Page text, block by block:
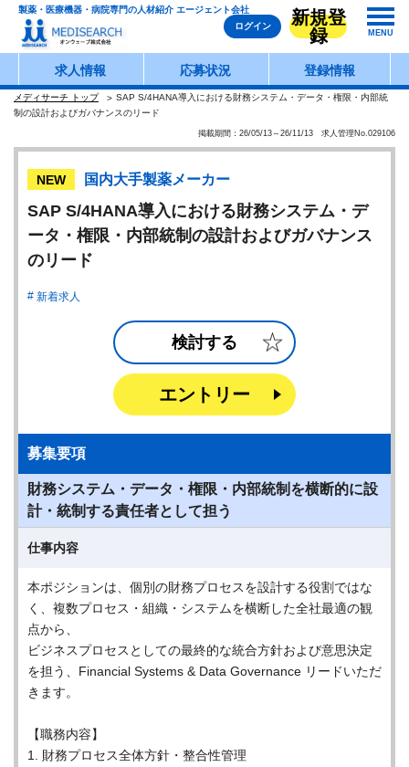
製薬・医療機器・病院専門の人材紹介 エージェント会社
ログイン
新規登
録
MENU
求人情報 応募状況 登録情報
メディサーチ トップ
SAP S/4HANA導入における財務システム・データ・権限・内部統
制の設計およびガバナンスのリード
掲載期間：26/05/13～26/11/13 求人管理No.029106
NEW 国内大手製薬メーカー
SAP S/4HANA導入における財務システム・デ
ータ・権限・内部統制の設計およびガバナンス
のリード
新着求人
検討する
エントリー
募集要項
財務システム・データ・権限・内部統制を横断的に設
計・統制する責任者として担う
仕事内容
本ポジションは、個別の財務プロセスを設計する役割ではな
く、複数プロセス・組織・システムを横断した全社最適の観
点から、
ビジネスプロセスとしての最終的な統合方針および意思決定
を担う、Financial Systems & Data Governance リードいただ
きます。
【職務内容】
1. 財務プロセス全体方針・整合性管理